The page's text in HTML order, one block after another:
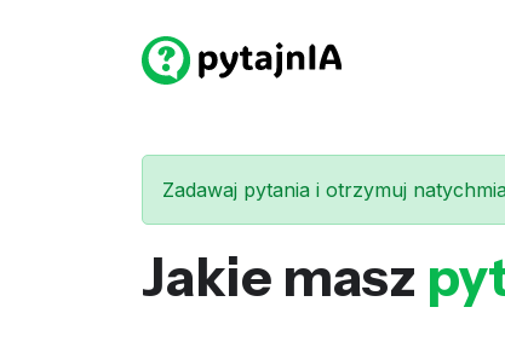
Zadawaj pytania i otrzymuj
Jakie masz